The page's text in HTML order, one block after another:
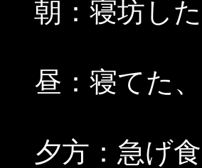
朝：寝坊し
昼：寝てた
夕方：急げ